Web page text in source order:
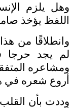
وهل يلزم
اللفظ يؤخذ
وانطلاقًا من
لم يجد حرجا
ومشاعره
أروع شعره في
وددت بأن